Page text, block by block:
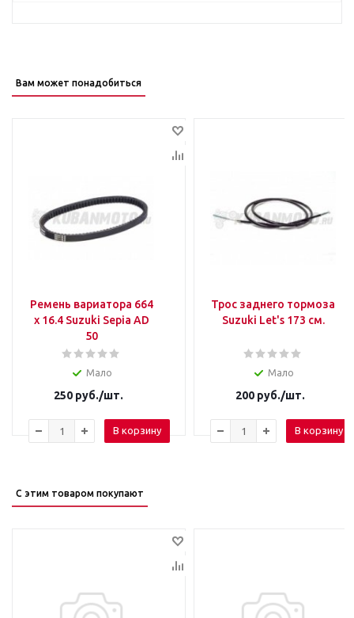
Вам может понадобиться
Ремень вариатора 664
x 16.4 Suzuki Sepia AD
50
Мало
250 руб./шт.
В корзину
Трос заднего тормоза
Suzuki Let's 173 см.
Мало
200 руб./шт.
В корзину
С этим товаром покупают